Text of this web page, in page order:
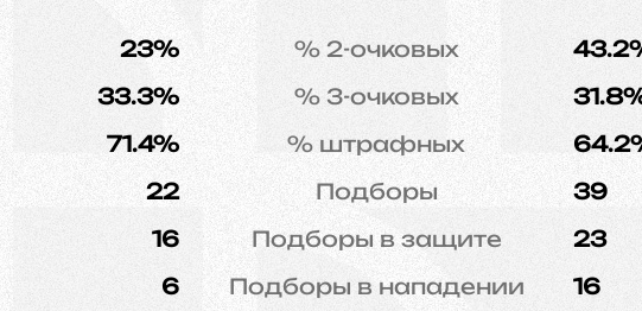
23% % 2-очковых
33.3%
% 3-очковых
71.4%
% штрафных
22
Подборы
39
16
Подборы в защите
23
6
Подборы в нападении
16